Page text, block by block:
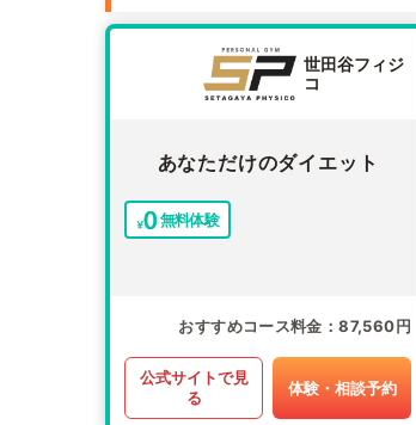
世田谷フィジ
コ
あなただけのダイエット
無料体験
おすすめコース料金 87,560円
公式サイトで見
る
体験・相談予約